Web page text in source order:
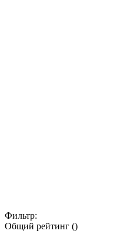
Фильтр:
Общий рейтинг ()